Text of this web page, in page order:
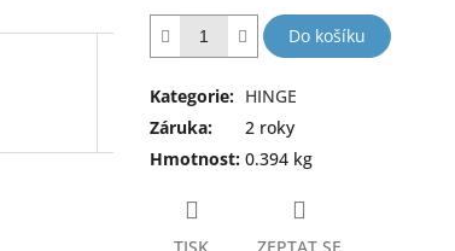
Do košíku
Kategorie: HINGE
Záruka:
2 roky
Hmotnost: 0.394 kg
TISK ZEPTAT SE